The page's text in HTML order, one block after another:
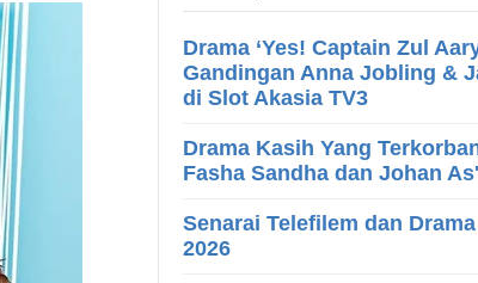
Drama ‘Yes! Captain Zul
Gandingan Anna Jobling &
di Slot Akasia TV3
Drama Kasih Yang
Fasha Sandha dan Johan
Senarai Telefilem dan
2026